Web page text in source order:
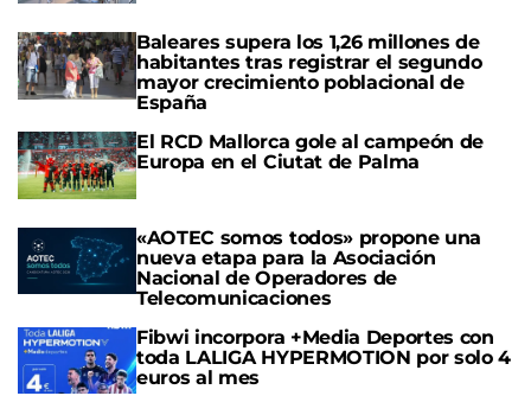
Baleares supera los 1,26 millones de
habitantes tras registrar el segundo
mayor crecimiento poblacional de
España
El RCD Mallorca gole al campeón de
Europa en el Ciutat de Palma
«AOTEC somos todos» propone una
nueva etapa para la Asociación
Nacional de Operadores de
Telecomunicaciones
Fibwi incorpora +Media Deportes con
toda LALIGA HYPERMOTION por solo 4
euros al mes